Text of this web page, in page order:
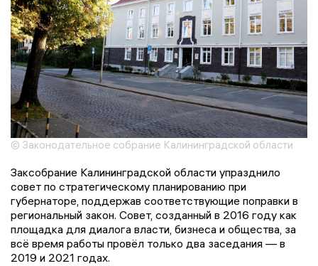
© Законодательное собрание Калининградской области
Заксобрание Калининградской области упразднило
совет по стратегическому планированию при
губернаторе, поддержав соответствующие поправки в
региональный закон. Совет, созданный в 2016 году как
площадка для диалога власти, бизнеса и общества, за
всё время работы провёл только два заседания — в
2019 и 2021 годах.